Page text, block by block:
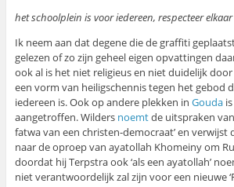
het schoolplein is voor iedereen, respecteer
Ik neem aan dat degene die de graffiti
gelezen of zo zijn geheel eigen opvattingen
ook al is het niet religieus en niet duidelijk
een vorm van heiligschennis tegen het gebod
iedereen is. Ook op andere plekken in Goudais
aangetroffen. Wilders noemtde uitspraken
fatwa van een christen-democraat’ en verwijst
naar de oproep van ayatollah Khomeiny om
doordat hij Terpstra ook ‘als een ayatollah’
niet verantwoordelijk zal zijn voor een nieuwe